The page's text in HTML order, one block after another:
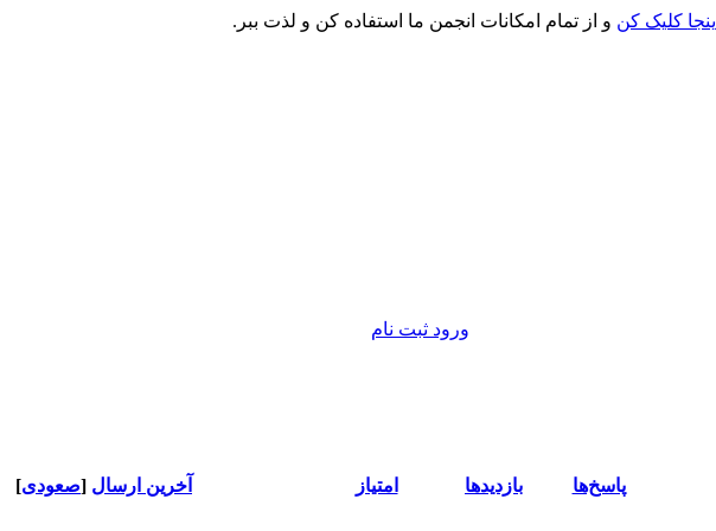
اینجا کلیک کن و از تمام امکانات انجمن ما استفاده کن و لذت ببر.
ورود ثبت نام
پاسخ‌ها بازدید‌ها امتیاز آخرین ارسال [صعودی]